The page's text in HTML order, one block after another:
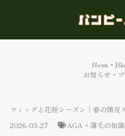
ス
News・
お知らせ・
ウィッグと花粉シーズン｜春の頭皮
2026-03-27
AGA・薄毛の知識